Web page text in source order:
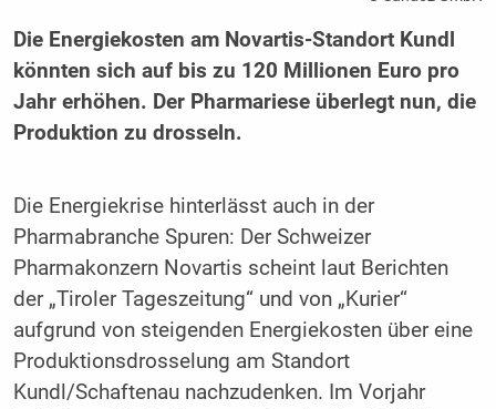
Die Energiekosten am Novartis-Standort Kundl
könnten sich auf bis zu 120 Millionen Euro pro
Jahr erhöhen. Der Pharmariese überlegt nun, die
Produktion zu drosseln.
Die Energiekrise hinterlässt auch in der
Pharmabranche Spuren: Der Schweizer
Pharmakonzern Novartis scheint laut Berichten
der „Tiroler Tageszeitung“ und von „Kurier“
aufgrund von steigenden Energiekosten über eine
Produktionsdrosselung am Standort
Kundl/Schaftenau nachzudenken. Im Vorjahr